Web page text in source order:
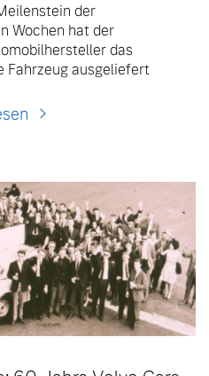
der
Wochen hat der
das
ausgeliefert